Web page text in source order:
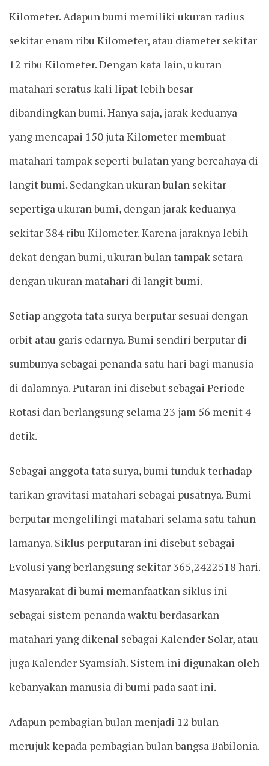
Kilometer. Adapun bumi memiliki ukuran radius
sekitar enam ribu Kilometer, atau diameter sekitar
12 ribu Kilometer. Dengan kata lain, ukuran
matahari seratus kali lipat lebih besar
dibandingkan bumi. Hanya saja, jarak keduanya
yang mencapai 150 juta Kilometer membuat
matahari tampak seperti bulatan yang bercahaya di
langit bumi. Sedangkan ukuran bulan sekitar
sepertiga ukuran bumi, dengan jarak keduanya
sekitar 384 ribu Kilometer. Karena jaraknya lebih
dekat dengan bumi, ukuran bulan tampak setara
dengan ukuran matahari di langit bumi.
Setiap anggota tata surya berputar sesuai dengan
orbit atau garis edarnya. Bumi sendiri berputar di
sumbunya sebagai penanda satu hari bagi manusia
di dalamnya. Putaran ini disebut sebagai Periode
Rotasi dan berlangsung selama 23 jam 56 menit 4
detik.
Sebagai anggota tata surya, bumi tunduk terhadap
tarikan gravitasi matahari sebagai pusatnya. Bumi
berputar mengelilingi matahari selama satu tahun
lamanya. Siklus perputaran ini disebut sebagai
Evolusi yang berlangsung sekitar 365,2422518 hari.
Masyarakat di bumi memanfaatkan siklus ini
sebagai sistem penanda waktu berdasarkan
matahari yang dikenal sebagai Kalender Solar, atau
juga Kalender Syamsiah. Sistem ini digunakan oleh
kebanyakan manusia di bumi pada saat ini.
Adapun pembagian bulan menjadi 12 bulan
merujuk kepada pembagian bulan bangsa Babilonia.